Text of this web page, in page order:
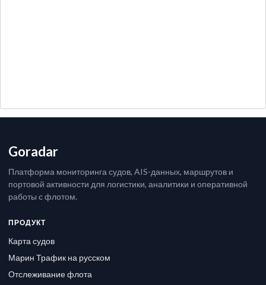
Goradar
Платформа мониторинга судов, AIS-данных, маршрутов и
портовой активности для логистики, аналитики и оперативной
работы с флотом.
ПРОДУКТ
Карта судов
Марин Трафик на русском
Отслеживание флота